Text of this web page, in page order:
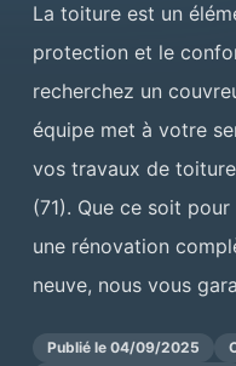
La toiture est un
protection et le
recherchez un
équipe met à votre
vos travaux de
(71). Que ce soit
une rénovation
neuve, nous vous
Publié le 04/09/2025